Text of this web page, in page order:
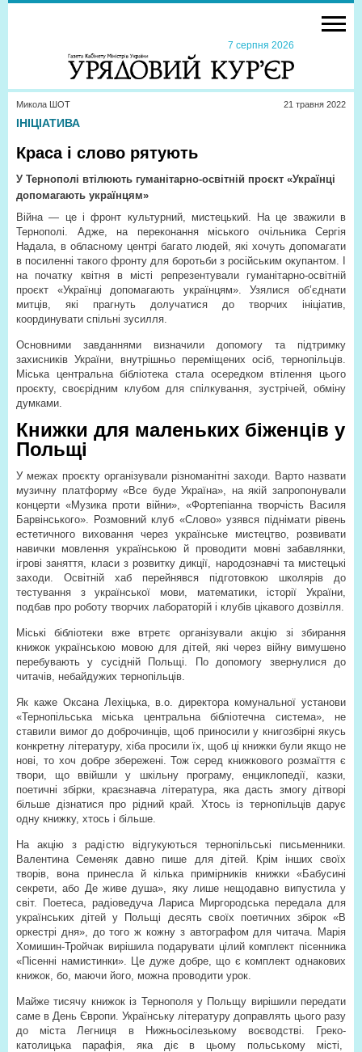
7 серпня 2026
Микола ШОТ 21 травня 2022
ІНІЦІАТИВА
Краса і слово рятують
У Тернополі втілюють гуманітарно-освітній проєкт «Українці
допомагають українцям»
Війна — це і фронт культурний, мистецький. На це зважили в
Тернополі. Адже, на переконання міського очільника Сергія
Надала, в обласному центрі багато людей, які хочуть допомагати
в посиленні такого фронту для боротьби з російським окупантом. І
на початку квітня в місті репрезентували гуманітарно-освітній
проєкт «Українці допомагають українцям». Узялися об’єднати
митців, які прагнуть долучатися до творчих ініціатив,
координувати спільні зусилля.
Основними завданнями визначили допомогу та підтримку
захисників України, внутрішньо переміщених осіб, тернопільців.
Міська центральна бібліотека стала осередком втілення цього
проєкту, своєрідним клубом для спілкування, зустрічей, обміну
думками.
Книжки для маленьких біженців у
Польщі
У межах проєкту організували різноманітні заходи. Варто назвати
музичну платформу «Все буде Україна», на якій запропонували
концерти «Музика проти війни», «Фортепіанна творчість Василя
Барвінського». Розмовний клуб «Слово» узявся піднімати рівень
естетичного виховання через українське мистецтво, розвивати
навички мовлення українською й проводити мовні забавлянки,
ігрові заняття, класи з розвитку дикції, народознавчі та мистецькі
заходи. Освітній хаб перейнявся підготовкою школярів до
тестування з української мови, математики, історії України,
подбав про роботу творчих лабораторій і клубів цікавого дозвілля.
Міські бібліотеки вже втретє організували акцію зі збирання
книжок українською мовою для дітей, які через війну вимушено
перебувають у сусідній Польщі. По допомогу звернулися до
читачів, небайдужих тернопільців.
Як каже Оксана Лехіцька, в.о. директора комунальної установи
«Тернопільська міська центральна бібліотечна система», не
ставили вимог до доброчинців, щоб приносили у книгозбірні якусь
конкретну літературу, хіба просили їх, щоб ці книжки були якщо не
нові, то хоч добре збережені. Тож серед книжкового розмаїття є
твори, що ввійшли у шкільну програму, енциклопедії, казки,
поетичні збірки, краєзнавча література, яка дасть змогу дітворі
більше дізнатися про рідний край. Хтось із тернопільців дарує
одну книжку, хтось і більше.
На акцію з радістю відгукуються тернопільські письменники.
Валентина Семеняк давно пише для дітей. Крім інших своїх
творів, вона принесла й кілька примірників книжки «Бабусині
секрети, або Де живе душа», яку лише нещодавно випустила у
світ. Поетеса, радіоведуча Лариса Миргородська передала для
українських дітей у Польщі десять своїх поетичних збірок «В
оркестрі дня», до того ж кожну з автографом для читача. Марія
Хомишин-Тройчак вирішила подарувати цілий комплект пісенника
«Пісенні намистинки». Це дуже добре, що є комплект однакових
книжок, бо, маючи його, можна проводити урок.
Майже тисячу книжок із Тернополя у Польщу вирішили передати
саме в День Європи. Українську літературу доправлять цього разу
до міста Легниця в Нижньосілезькому воєводстві. Греко-
католицька парафія, яка діє в цьому польському місті,